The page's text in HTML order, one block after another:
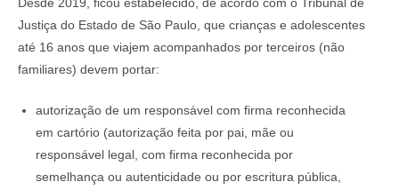
Justiça do Estado de São Paulo, que crianças e adolescentes
até 16 anos que viajem acompanhados por terceiros (não
familiares) devem portar:
autorização de um responsável com firma reconhecida
em cartório (autorização feita por pai, mãe ou
responsável legal, com firma reconhecida por
semelhança ou autenticidade ou por escritura pública,